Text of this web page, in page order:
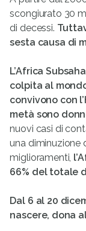
scongiurato 30
di decessi.
sesta causa di
L’Africa
colpita al
convivono con
metà sono
nuovi casi di
una diminuzione
miglioramenti,
66% del totale
Dal 6 al 20
nascere, dona